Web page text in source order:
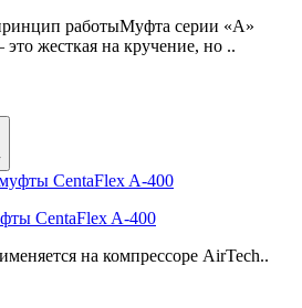
работыМуфта серии «A»
жесткая на кручение, но ..
CentaFlex A-400
на компрессоре AirTech..